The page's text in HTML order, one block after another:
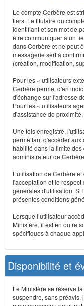
Le compte Cerbère est
tiers. Le titulaire du
identifiant et son mot de
être communiquer à un
dans Cerbère et ne peut
messagerie sert à
(création, modification,
Pour les « utilisateurs
Cerbère permet d'en
d'échange sur l'adresse
Pour les « utilisateurs
d'assistance de proximité.
Une fois enregistré,
permettant d'accèder
habilité dans la limite des
administrateur de
L’utilisation de Cerbère
l'acceptation et le
générales d'utilisation. Si
présentes conditions
Lorsque l’utilisateur
Ministère, il est en outre
spécifiques à chaque
Disponibilité et
Le Ministère se réserve
suspendre, sans préavis,